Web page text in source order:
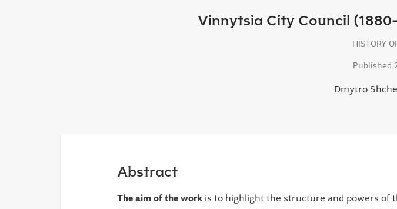
Vinnytsia City Council
HISTORY
Published
Dmytro
Abstract
The aim of the work is to highlight the structure and powers of